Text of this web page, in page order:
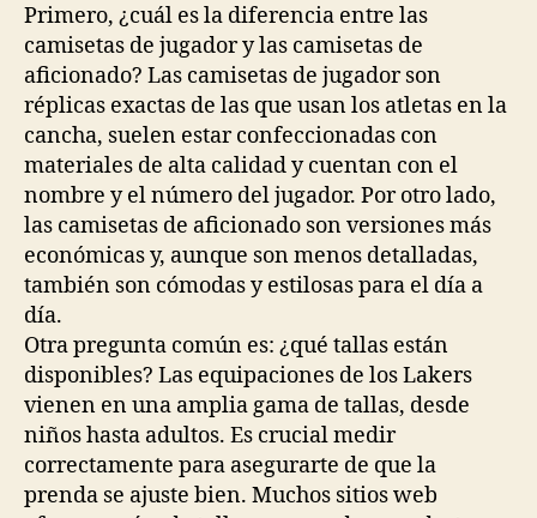
Primero, ¿cuál es la diferencia entre las
camisetas de jugador y las camisetas de
aficionado? Las camisetas de jugador son
réplicas exactas de las que usan los atletas en la
cancha, suelen estar confeccionadas con
materiales de alta calidad y cuentan con el
nombre y el número del jugador. Por otro lado,
las camisetas de aficionado son versiones más
económicas y, aunque son menos detalladas,
también son cómodas y estilosas para el día a
día.
Otra pregunta común es: ¿qué tallas están
disponibles? Las equipaciones de los Lakers
vienen en una amplia gama de tallas, desde
niños hasta adultos. Es crucial medir
correctamente para asegurarte de que la
prenda se ajuste bien. Muchos sitios web